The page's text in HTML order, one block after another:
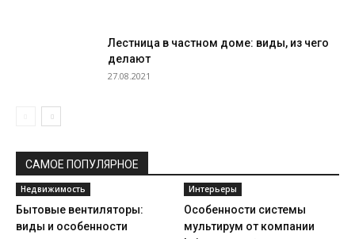
Лестница в частном доме: виды, из чего
делают
27.08.2021
САМОЕ ПОПУЛЯРНОЕ
Недвижимость
Бытовые вентиляторы:
виды и особенности
Интерьеры
Особенности системы
мультирум от компании